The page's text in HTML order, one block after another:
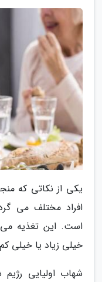
یکی از نکاتی که
افراد مختلف می
است. این تغذیه
خیلی زیاد یا خیلی
شهاب اولیایی